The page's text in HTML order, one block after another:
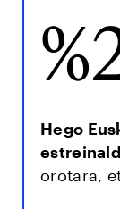
Hego
orotara,